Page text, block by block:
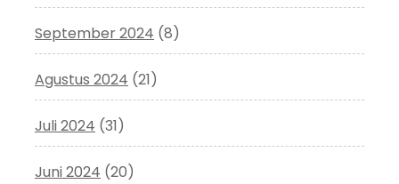
September 2024 (8)
Agustus 2024 (21)
Juli 2024 (31)
Juni 2024 (20)